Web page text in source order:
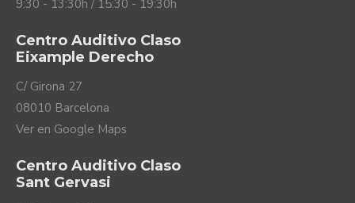
9:30 - 13:30h / 15:30 - 19:30h
Centro Auditivo Claso
Eixample Derecho
C/ Girona 27
08010 Barcelona
Ver en Google Maps
Centro Auditivo Claso
Sant Gervasi